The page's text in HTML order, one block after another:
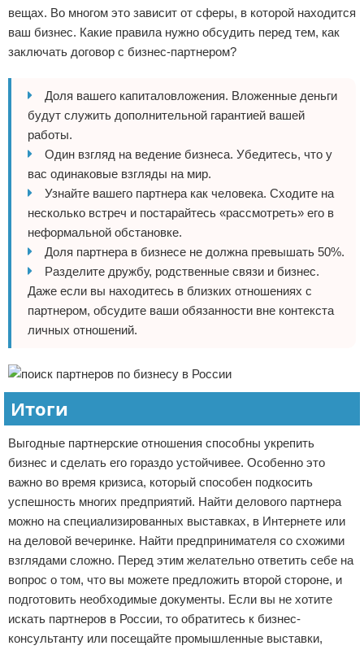
вещах. Во многом это зависит от сферы, в которой находится
ваш бизнес. Какие правила нужно обсудить перед тем, как
заключать договор с бизнес-партнером?
Доля вашего капиталовложения. Вложенные деньги
будут служить дополнительной гарантией вашей
работы.
Один взгляд на ведение бизнеса. Убедитесь, что у
вас одинаковые взгляды на мир.
Узнайте вашего партнера как человека. Сходите на
несколько встреч и постарайтесь «рассмотреть» его в
неформальной обстановке.
Доля партнера в бизнесе не должна превышать 50%.
Разделите дружбу, родственные связи и бизнес.
Даже если вы находитесь в близких отношениях с
партнером, обсудите ваши обязанности вне контекста
личных отношений.
Итоги
Выгодные партнерские отношения способны укрепить
бизнес и сделать его гораздо устойчивее. Особенно это
важно во время кризиса, который способен подкосить
успешность многих предприятий. Найти делового партнера
можно на специализированных выставках, в Интернете или
на деловой вечеринке. Найти предпринимателя со схожими
взглядами сложно. Перед этим желательно ответить себе на
вопрос о том, что вы можете предложить второй стороне, и
подготовить необходимые документы. Если вы не хотите
искать партнеров в России, то обратитесь к бизнес-
консультанту или посещайте промышленные выставки,